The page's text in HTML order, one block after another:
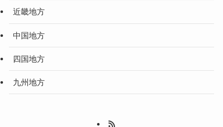
近畿地方
中国地方
四国地方
九州地方